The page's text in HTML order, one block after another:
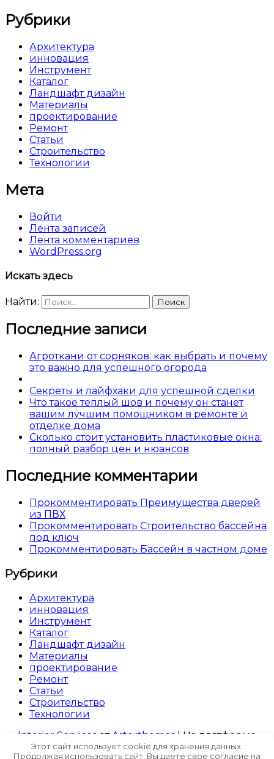
Рубрики
Архитектура
инновация
Инструмент
Каталог
Ландшафт дизайн
Материалы
проектирование
Ремонт
Статьи
Строительство
Технологии
Мета
Войти
Лента записей
Лента комментариев
WordPress.org
Искать здесь
Найти:
Последние записи
Агроткани от сорняков: как выбрать и почему
это важно для успешного огорода
Секреты и лайфхаки для успешной сделки
Что такое теплый шов и почему он станет
вашим лучшим помощником в ремонте и
отделке дома
Сколько стоит установить пластиковые окна:
полный разбор цен и нюансов
Последние комментарии
Прокомментировать Преимущества дверей
из ПВХ
Прокомментировать Строительство бассейна
под ключ
Прокомментировать Бассейн в частном доме
Рубрики
Архитектура
инновация
Инструмент
Каталог
Ландшафт дизайн
Материалы
проектирование
Ремонт
Статьи
Строительство
Технологии
Interior Services от Asterthemes | На платформе
WordPress.
Этот сайт использует cookie для хранения данных.
Продолжая использовать сайт, Вы даете свое согласие на